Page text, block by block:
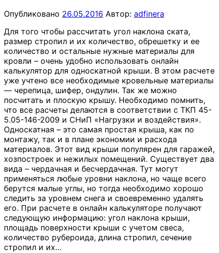
Опубликовано 26.05.2016 Автор: adfinera
Для того чтобы рассчитать угол наклона ската,
размер стропил и их количество, обрешетку и ее
количество и остальные нужные материалы для
кровли – очень удобно использовать онлайн
калькулятор для односкатной крыши. В этом расчете
уже учтено все необходимые кровельные материалы
— черепица, шифер, ондулин. Так же можно
посчитать и плоскую крышу. Необходимо помнить,
что все расчеты делаются в соответствии с ТКП 45-
5.05-146-2009 и СНиП «Нагрузки и воздействия».
Односкатная – это самая простая крыша, как по
монтажу, так и в плане экономии и расхода
материалов. Этот вид крыши популярен для гаражей,
хозпостроек и нежилых помещений. Существует два
вида – чердачная и бесчердачная. Тут могут
применяться любые уровни наклона, но чаще всего
берутся малые углы, но тогда необходимо хорошо
следить за уровнем снега и своевременно удалять
его. При расчете в онлайн калькуляторе получают
следующую информацию: угол наклона крыши,
площадь поверхности крыши с учетом свеса,
количество рубероида, длина стропил, сечение
стропил и их…